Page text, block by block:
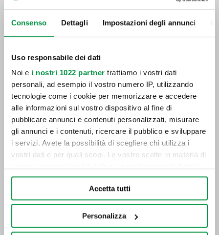
Consenso Dettagli Impostazioni degli annunci
Uso responsabile dei dati
Noi e i nostri 1022 partner trattiamo i vostri dati
personali, ad esempio il vostro numero IP, utilizzando
tecnologie come i cookie per memorizzare e accedere
alle informazioni sul vostro dispositivo al fine di
pubblicare annunci e contenuti personalizzati, misurare
gli annunci e i contenuti, ricercare il pubblico e sviluppare
i servizi. Avete la possibilità di scegliere chi utilizza i
vostri dati e per quali scopi. Le vostre scelte in materia di
in cui avete effettuato le vostre scelte. È possibile
modificare o revocare il proprio consenso in qualsiasi
momento dalla Dichiarazione sui cookie o facendo clic
sull'icona di attivazione della privacy.
Accetta tutti
Personalizza
Come caricare una caravan